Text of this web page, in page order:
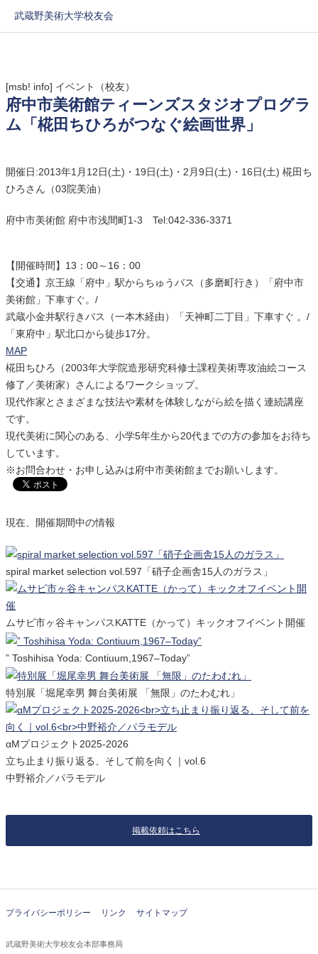
武蔵野美術大学校友会
[msb! info] イベント（校友）
府中市美術館ティーンズスタジオプログラ
ム「椛田ちひろがつなぐ絵画世界」
開催日:2013年1月12日(土)・19日(土)・2月9日(土)・16日(土) 椛田ち
ひろさん（03院美油）
府中市美術館 府中市浅間町1-3 Tel:042-336-3371
【開催時間】13：00～16：00
【交通】京王線「府中」駅からちゅうバス（多磨町行き）「府中市
美術館」下車すぐ。/
武蔵小金井駅行きバス（一本木経由）「天神町二丁目」下車すぐ 。/
「東府中」駅北口から徒歩17分。
MAP
椛田ちひろ（2003年大学院造形研究科修士課程美術専攻油絵コース
修了／美術家）さんによるワークショップ。
現代作家とさまざまな技法や素材を体験しながら絵を描く連続講座
です。
現代美術に関心のある、小学5年生から20代までの方の参加をお待ち
しています。
※お問合わせ・お申し込みは府中市美術館までお願いします。
現在、開催期間中の情報
spiral market selection vol.597「硝子企画舎15人のガラス」
ムサビ市ヶ谷キャンパスKATTE（かって）キックオフイベント開催
” Toshihisa Yoda: Contiuum,1967–Today”
特別展「堀尾幸男 舞台美術展 「無限」のたわむれ」
αMプロジェクト2025-2026
立ち止まり振り返る、そして前を向く｜vol.6
中野裕介／パラモデル
掲載依頼はこちら
プライバシーポリシー リンク サイトマップ
武蔵野美術大学校友会本部事務局